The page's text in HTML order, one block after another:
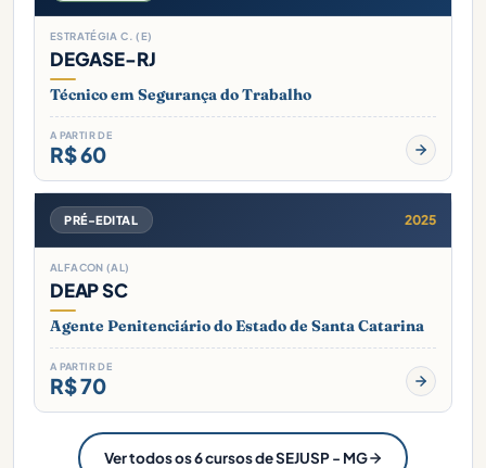
ESTRATÉGIA C. (E)
DEGASE-RJ
Técnico em Segurança do Trabalho
A PARTIR DE
R$ 60
PRÉ-EDITAL 2025
ALFACON (AL)
DEAP SC
Agente Penitenciário do Estado de Santa Catarina
A PARTIR DE
R$ 70
Ver todos os 6 cursos de SEJUSP - MG